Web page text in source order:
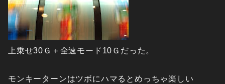
上乗せ30Ｇ＋全速モード10Ｇだった。
モンキーターンはツボにハマるとめっちゃ楽しい